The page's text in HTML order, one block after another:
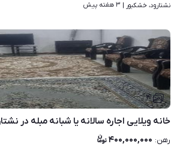
نشتارود، خشکبور | ۳ هفته پیش
۴
خانه ویلایی اجاره سالانه یا شبانه مبله در
رهن: ۴۰۰,۰۰۰,۰۰۰